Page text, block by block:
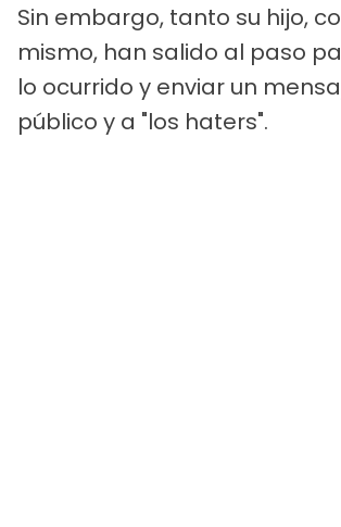
Sin embargo, tanto su hijo,
mismo, han salido al paso
lo ocurrido y enviar un
público y a "los haters".